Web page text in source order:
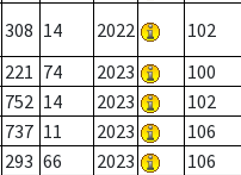
308 14 2022 102
221 74 2023 100
752 14 2023 102
737 11 2023 106
293 66 2023 106